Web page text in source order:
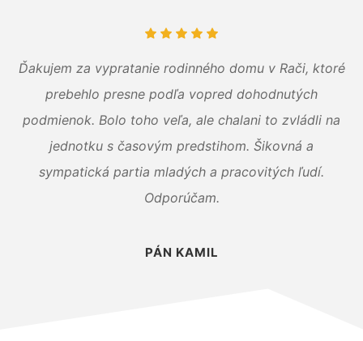
Ďakujem za vypratanie rodinného domu v Rači, ktoré
prebehlo presne podľa vopred dohodnutých
podmienok. Bolo toho veľa, ale chalani to zvládli na
jednotku s časovým predstihom. Šikovná a
sympatická partia mladých a pracovitých ľudí.
Odporúčam.
PÁN KAMIL